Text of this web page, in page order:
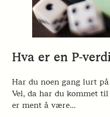
Hva er en P-
Har du noen gang lurt
Vel, da har du kommet
er ment å være…